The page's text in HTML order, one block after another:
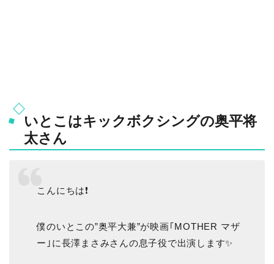
いとこはキックボクシングの奥平将
太さん
こんにちは❗️
僕のいとこの”奥平大兼”が映画｢MOTHER マザ
ー｣に長澤まさみさんの息子役で出演します✨